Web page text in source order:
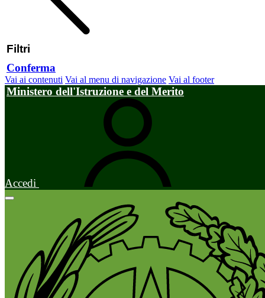
Filtri
Conferma
Vai ai contenuti Vai al menu di navigazione Vai al footer
Ministero dell'Istruzione e del Merito
Accedi